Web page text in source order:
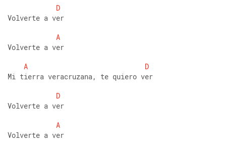
D
Volverte a ver
A
Volverte a ver
A
D
Mi tierra veracruzana, te quiero ver
D
Volverte a ver
A
Volverte a ver